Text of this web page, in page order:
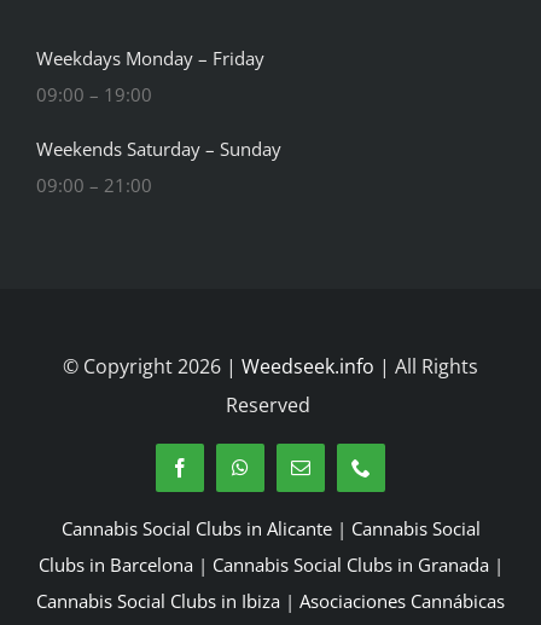
Weekdays Monday – Friday
09:00 – 19:00
Weekends Saturday – Sunday
09:00 – 21:00
© Copyright 2026 | Weedseek.info | All Rights
Reserved
Cannabis Social Clubs in Alicante| Cannabis Social
Clubs in Barcelona| Cannabis Social Clubs in Granada|
Cannabis Social Clubs in Ibiza | Asociaciones Cannábicas